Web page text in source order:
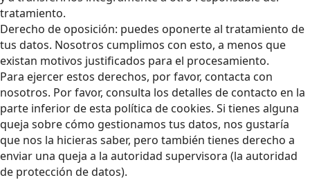
tratamiento.
Derecho de oposición: puedes oponerte al tratamiento de
tus datos. Nosotros cumplimos con esto, a menos que
existan motivos justificados para el procesamiento.
Para ejercer estos derechos, por favor, contacta con
nosotros. Por favor, consulta los detalles de contacto en la
parte inferior de esta política de cookies. Si tienes alguna
queja sobre cómo gestionamos tus datos, nos gustaría
que nos la hicieras saber, pero también tienes derecho a
enviar una queja a la autoridad supervisora (la autoridad
de protección de datos).